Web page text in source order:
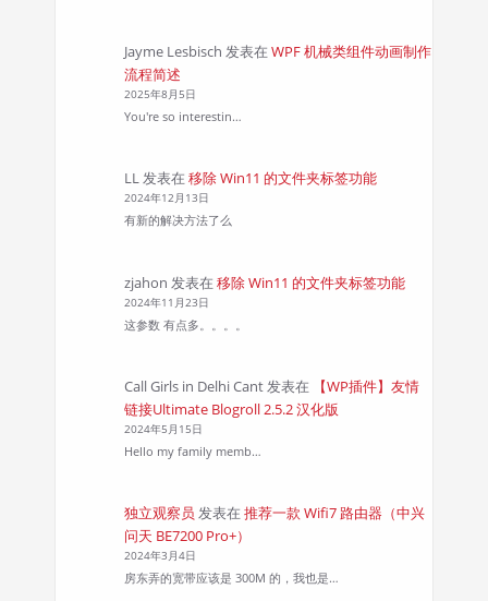
Jayme Lesbisch 发表在 WPF 机械类组件动画制作
流程简述
2025年8月5日
You're so interestin…
LL发表在 移除 Win11 的文件夹标签功能
2024年12月13日
有新的解决方法了么
zjahon 发表在 移除 Win11 的文件夹标签功能
2024年11月23日
这参数 有点多。。。。
Call Girls in Delhi Cant发表在
【WP插件】友情
链接Ultimate Blogroll 2.5.2 汉化版
2024年5月15日
Hello my family memb…
独立观察员 发表在 推荐一款 Wifi7 路由器（中兴
问天 BE7200 Pro+）
2024年3月4日
房东弄的宽带应该是 300M 的，我也是…